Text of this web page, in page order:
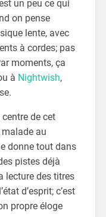
un peu ce qui
on pense
lente, avec
à cordes; pas
moments, ça
à Nightwish,
de cet
au
donne tout dans
pistes déjà
lecture des titres
d’esprit; c’est
propre éloge